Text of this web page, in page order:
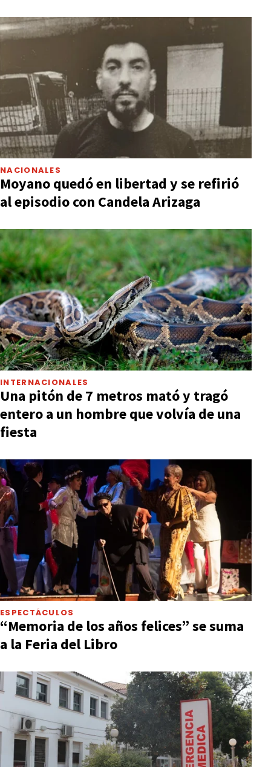
NACIONALES
Moyano quedó en libertad y se refirió
al episodio con Candela Arizaga
INTERNACIONALES
Una pitón de 7 metros mató y tragó
entero a un hombre que volvía de una
fiesta
ESPECTÁCULOS
“Memoria de los años felices” se suma
a la Feria del Libro